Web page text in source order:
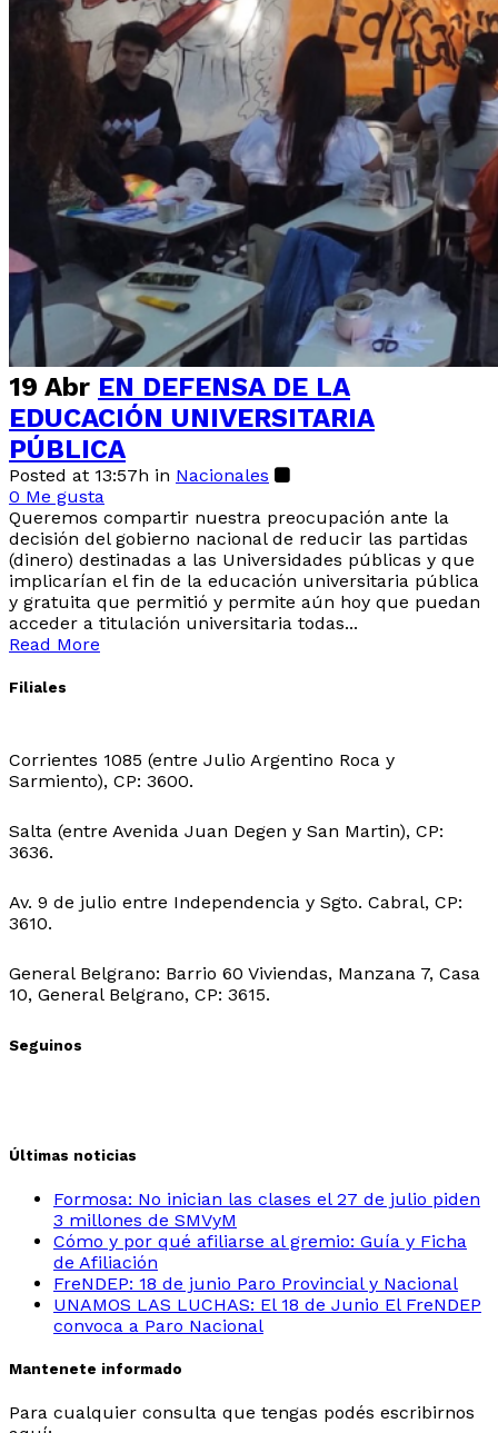
19 Abr EN DEFENSA DE LA
EDUCACIÓN UNIVERSITARIA
PÚBLICA
Posted at 13:57h in Nacionales
0 Me gusta
Queremos compartir nuestra preocupación ante la
decisión del gobierno nacional de reducir las partidas
(dinero) destinadas a las Universidades públicas y que
implicarían el fin de la educación universitaria pública
y gratuita que permitió y permite aún hoy que puedan
acceder a titulación universitaria todas...
Read More
Filiales
Corrientes 1085 (entre Julio Argentino Roca y
Sarmiento), CP: 3600.
Salta (entre Avenida Juan Degen y San Martin), CP:
3636.
Av. 9 de julio entre Independencia y Sgto. Cabral, CP:
3610.
General Belgrano: Barrio 60 Viviendas, Manzana 7, Casa
10, General Belgrano, CP: 3615.
Seguinos
Últimas noticias
Formosa: No inician las clases el 27 de julio piden
3 millones de SMVyM
Cómo y por qué afiliarse al gremio: Guía y Ficha
de Afiliación
FreNDEP: 18 de junio Paro Provincial y Nacional
UNAMOS LAS LUCHAS: El 18 de Junio El FreNDEP
convoca a Paro Nacional
Mantenete informado
Para cualquier consulta que tengas podés escribirnos